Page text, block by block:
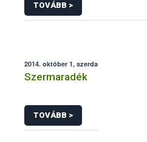
TOVÁBB >
2014. október 1, szerda
Szermaradék
TOVÁBB >